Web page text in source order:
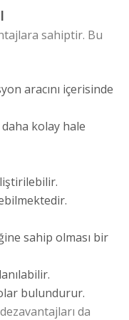
sahiptir. Bu
aracını içerisinde
daha kolay hale
sahip olması bir
bulundurur.
da